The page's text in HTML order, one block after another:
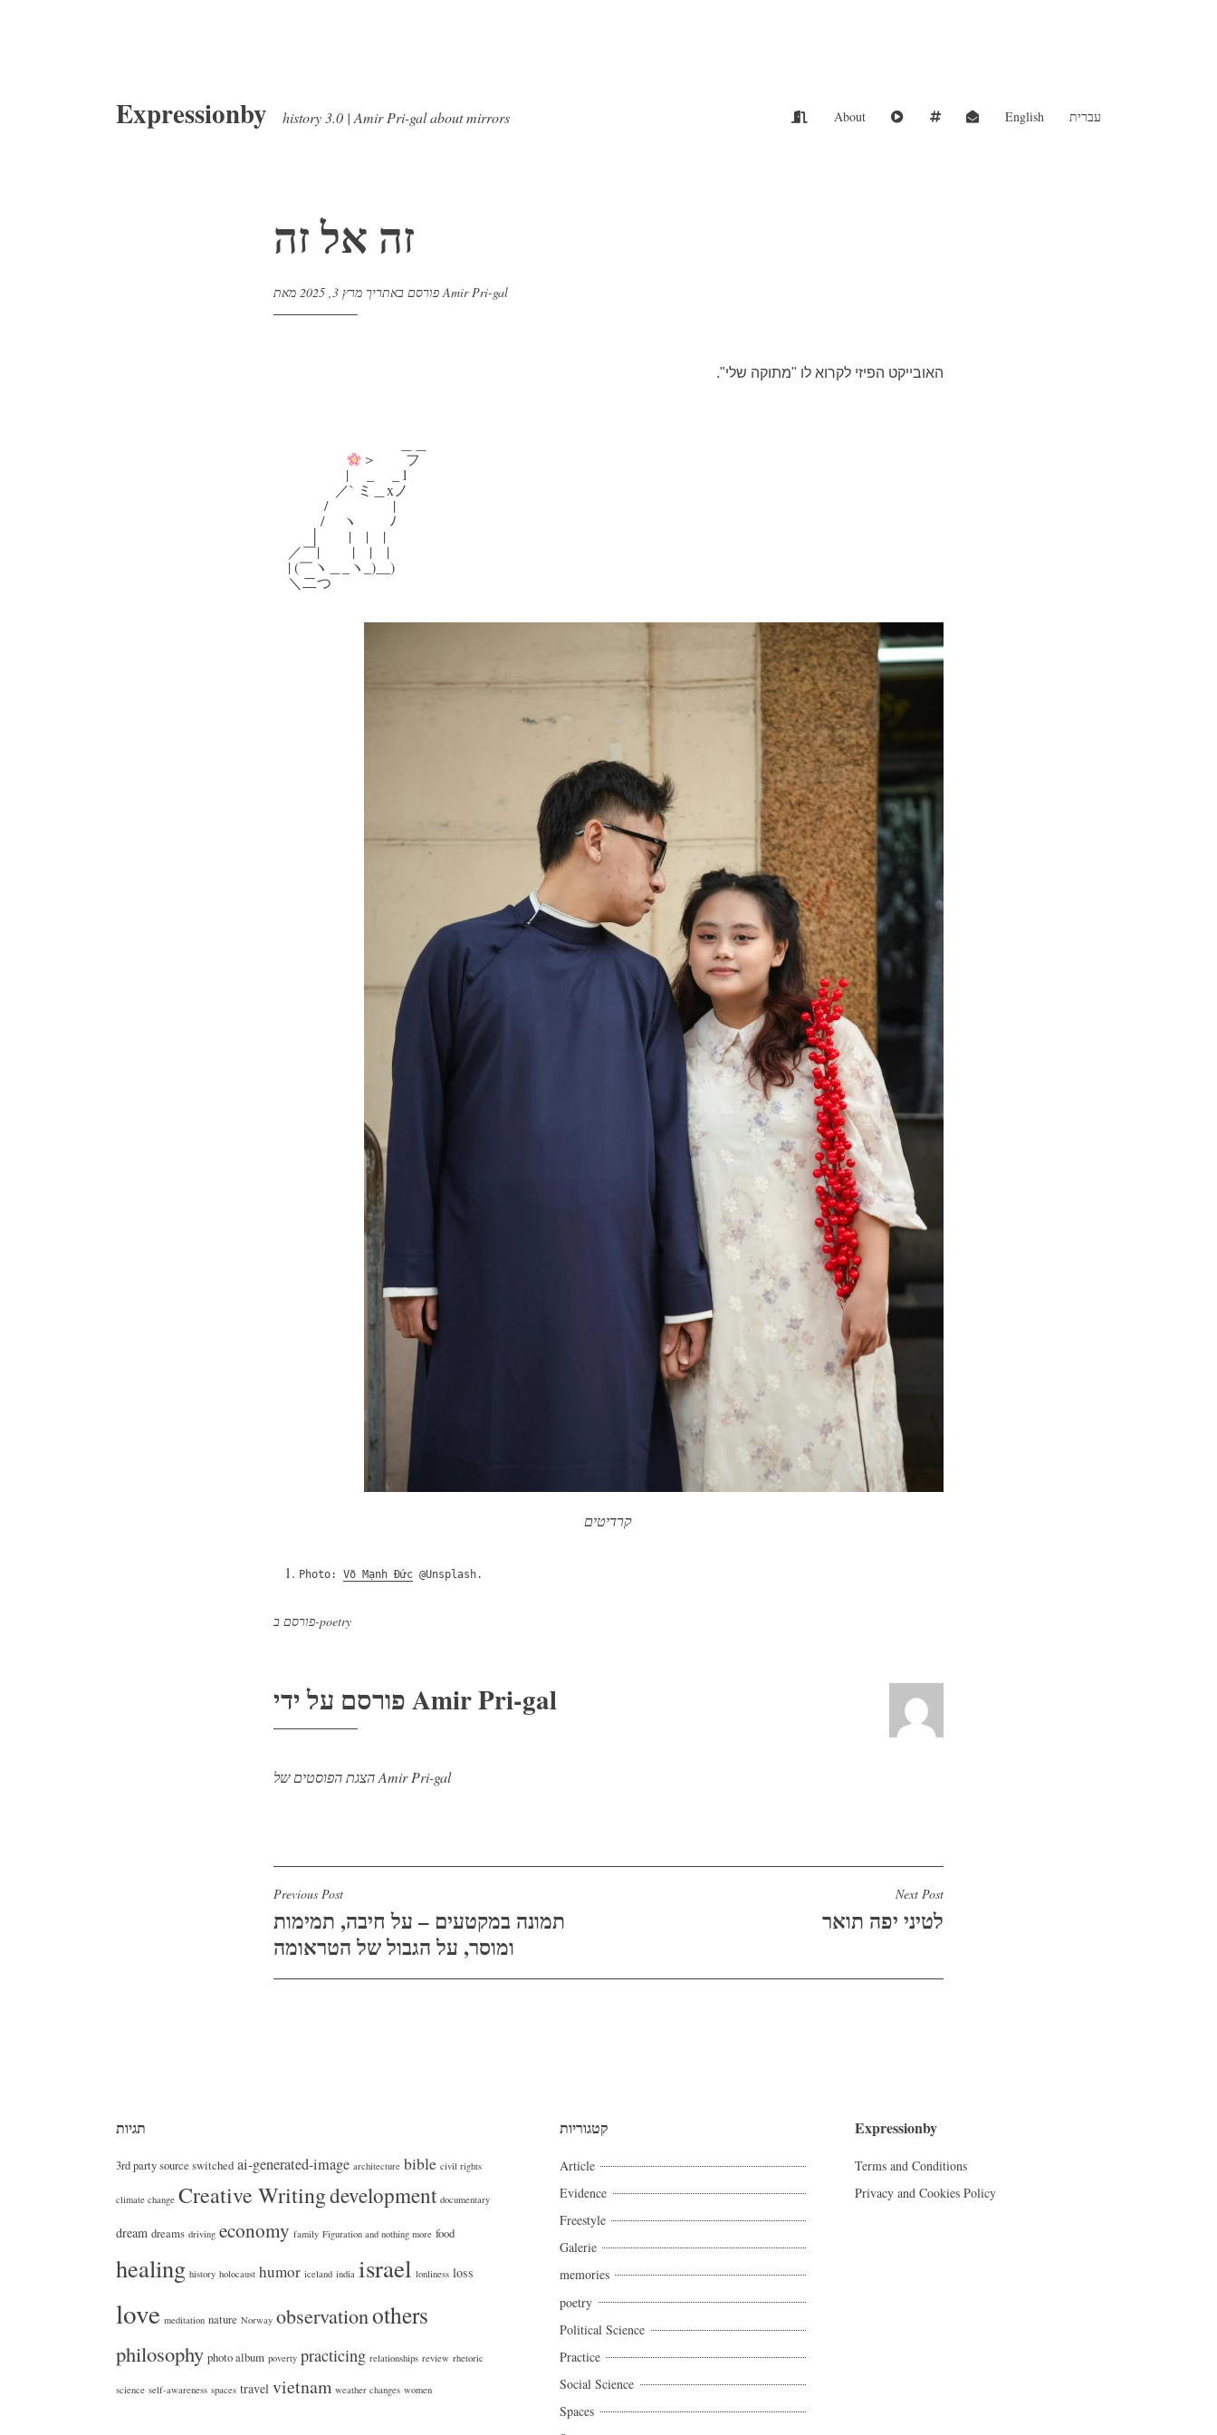
לתוכן
Expressionby history 3.0 | Amir Pri-gal about mirrors About English עברית
זה אל זה
פורסם באתריך מרץ 3, 2025 מאתAmir Pri-gal
האובייקט הפיזי לקרוא לו "מתוקה שלי".
＞ フ
| _ _ l
／` ミ＿xノ
/ |
/ ヽ ﾉ
│ | | |
／￣| | | |
| (￣ヽ＿_ヽ_)__)
＼二つ
קרדיטים
Photo:Võ Mạnh Đức @Unsplash.
פורסם ב-poetry
פורסם על ידיAmir Pri-gal
הצגת הפוסטים של Amir Pri-gal
ניווט
Previous Post
תמונה במקטעים – על חיבה, תמימות
ומוסר, על הגבול של הטראומה
Next Post
לטיני יפה תואר
תגיות
3rd party source switched ai-generated-image architecture bible civil rights
climate change Creative Writingdevelopment documentary
dream dreams driving economy family Figuration and nothing more food
healing history holocaust humor iceland india israel lonliness loss
love meditation nature Norway observationothers
philosophy photo album poverty practicing relationships review rhetoric
science self-awareness spaces travel vietnam weather changes women
קטגוריות
Article
Evidence
Freestyle
Galerie
memories
poetry
Political Science
Practice
Social Science
Spaces
Expressionby
Terms and Conditions
Privacy and Cookies Policy